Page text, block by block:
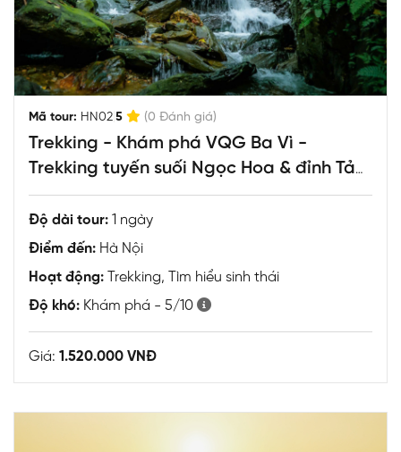
Mã tour: HN02 5 (0 Đánh giá)
Trekking - Khám phá VQG Ba Vì -
Trekking tuyến suối Ngọc Hoa & đỉnh Tản
Viên
Độ dài tour: 1 ngày
Điểm đến: Hà Nội
Hoạt động: Trekking, Tìm hiểu sinh thái
Độ khó: Khám phá - 5/10
Giá: 1.520.000 VNĐ